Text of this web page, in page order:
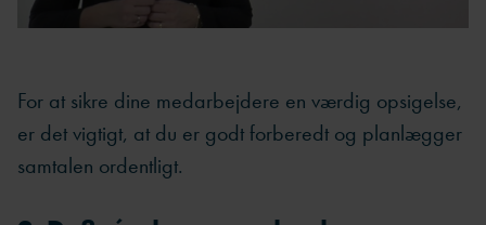
For at sikre dine medarbejdere en værdig opsigelse,
er det vigtigt, at du er godt forberedt og planlægger
samtalen ordentligt.